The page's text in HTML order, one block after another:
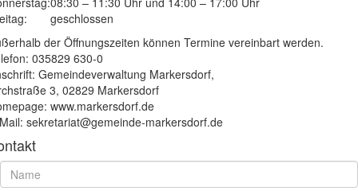
geschlossen
der Öffnungszeiten können Termine vereinbart werden.
035829 630-0
Gemeindeverwaltung Markersdorf,
3, 02829 Markersdorf
www.markersdorf.de
sekretariat@gemeinde-markersdorf.de